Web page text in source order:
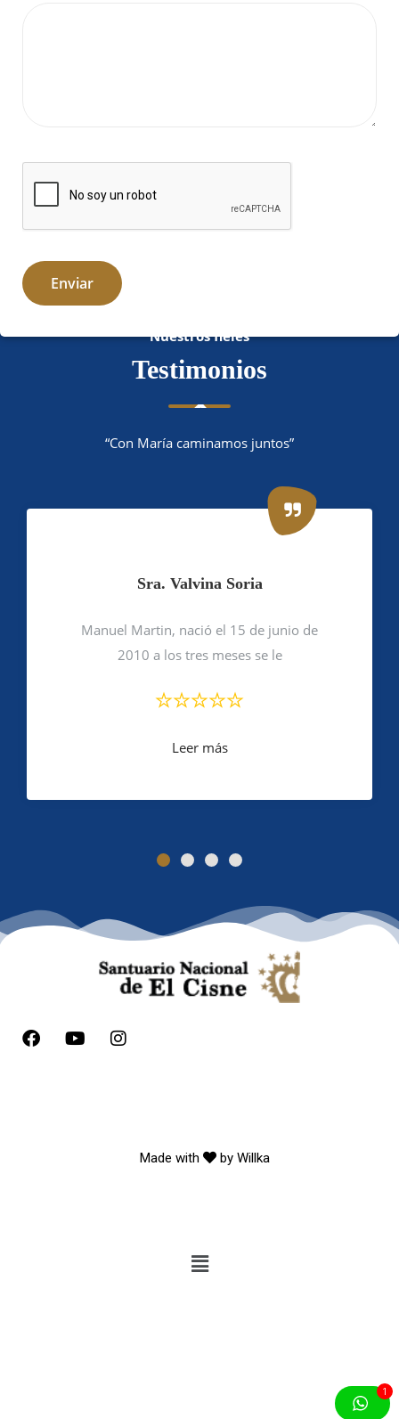
Nuestros fieles
Testimonios
“Con María caminamos juntos”
Sra. Valvina Soria
Manuel Martin, nació el 15 de junio de
2010 a los tres meses se le
Leer más
Made with by Willka
1